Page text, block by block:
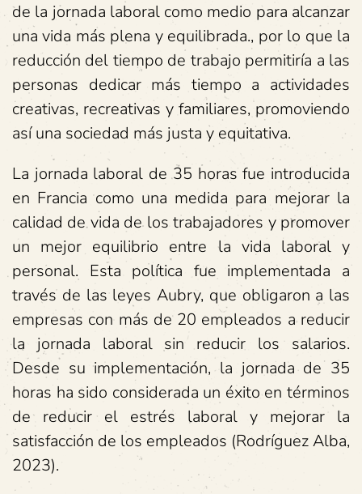
de la jornada laboral como medio para alcanzar
una vida más plena y equilibrada., por lo que la
reducción del tiempo de trabajo permitiría a las
personas dedicar más tiempo a actividades
creativas, recreativas y familiares, promoviendo
así una sociedad más justa y equitativa.
La jornada laboral de 35 horas fue introducida
en Francia como una medida para mejorar la
calidad de vida de los trabajadores y promover
un mejor equilibrio entre la vida laboral y
personal. Esta política fue implementada a
través de las leyes Aubry, que obligaron a las
empresas con más de 20 empleados a reducir
la jornada laboral sin reducir los salarios.
Desde su implementación, la jornada de 35
horas ha sido considerada un éxito en términos
de reducir el estrés laboral y mejorar la
satisfacción de los empleados (Rodríguez Alba,
2023).